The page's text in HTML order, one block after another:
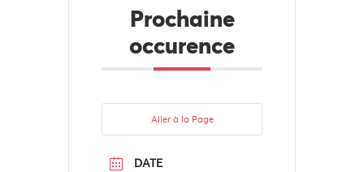
Prochaine
occurence
Aller à la Page
DATE